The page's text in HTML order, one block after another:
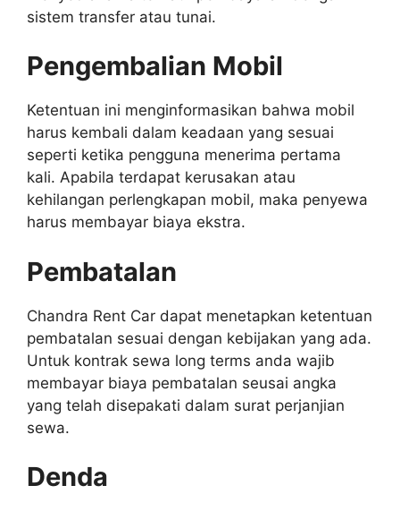
sistem transfer atau tunai.
Pengembalian Mobil
Ketentuan ini menginformasikan bahwa mobil
harus kembali dalam keadaan yang sesuai
seperti ketika pengguna menerima pertama
kali. Apabila terdapat kerusakan atau
kehilangan perlengkapan mobil, maka penyewa
harus membayar biaya ekstra.
Pembatalan
Chandra Rent Car dapat menetapkan ketentuan
pembatalan sesuai dengan kebijakan yang ada.
Untuk kontrak sewa long terms anda wajib
membayar biaya pembatalan seusai angka
yang telah disepakati dalam surat perjanjian
sewa.
Denda